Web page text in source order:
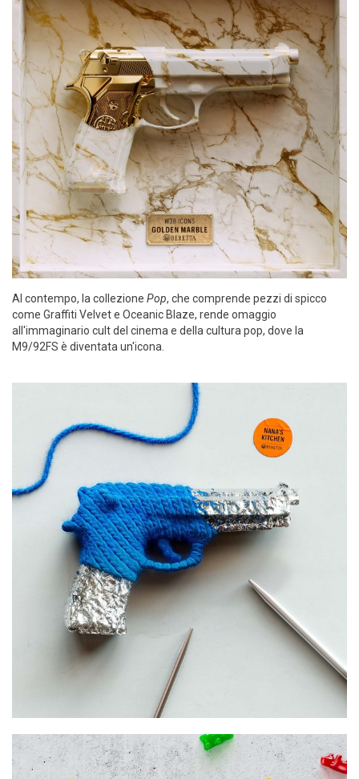
Al contempo, la collezione Pop, che comprende pezzi di spicco
come Graffiti Velvet e Oceanic Blaze, rende omaggio
all'immaginario cult del cinema e della cultura pop, dove la
M9/92FS è diventata un'icona.